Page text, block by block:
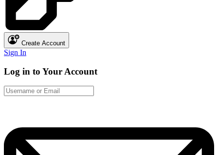
Create Account
Sign In
Log in to Your Account